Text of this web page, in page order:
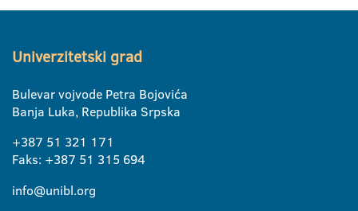
Univerzitetski grad
Bulevar vojvode Petra Bojovića
Banja Luka, Republika Srpska
+387 51 321 171
Faks: +387 51 315 694
info@unibl.org